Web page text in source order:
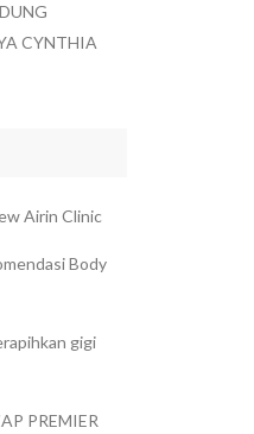
CYNTHIA
Airin Clinic
Body
gigi
PREMIER